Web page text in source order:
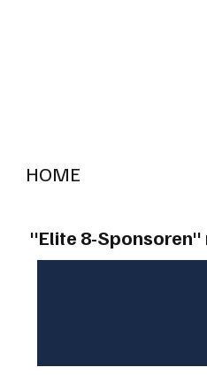
HOME
"Elite 8-